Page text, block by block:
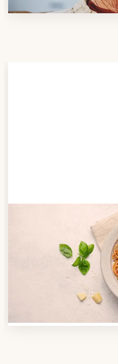
Anbieter finden
Nutzen Sie unsere große
um herauszufinden,
Region gibt und welcher
Verschaffen Sie sich auch
Essen auf Rädern-Kosten.